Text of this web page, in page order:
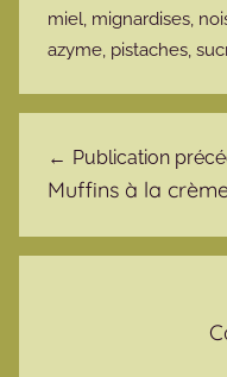
miel, mignardises,
azyme, pistaches,
Publication
Muffins à la